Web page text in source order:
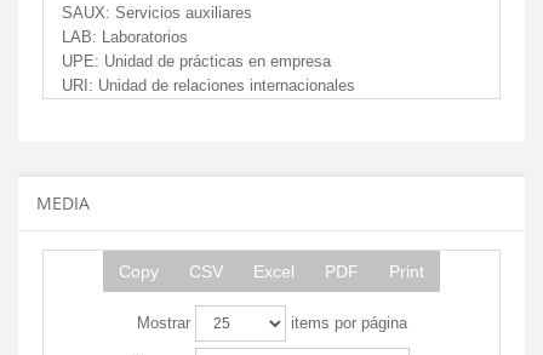
SAUX: Servicios auxiliares
LAB: Laboratorios
UPE: Unidad de prácticas en empresa
URI: Unidad de relaciones internacionales
MEDIA
Copy CSV Excel PDF Print
Mostrar items por página